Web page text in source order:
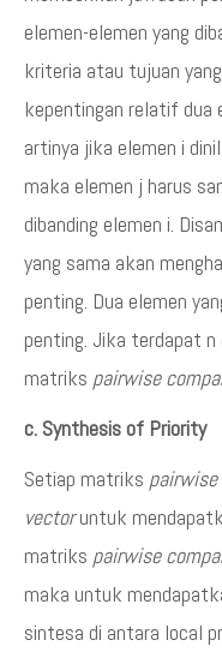
elemen-elemen yang
kriteria atau tujuan
kepentingan relatif dua
artinya jika elemen i
maka elemen j harus
dibanding elemen i.
yang sama akan
penting. Dua elemen
penting. Jika terdapat n
matriks pairwise
c. Synthesis of Priority
Setiap matriks
vectoruntuk
matriks pairwise
maka untuk
sintesa di antara local